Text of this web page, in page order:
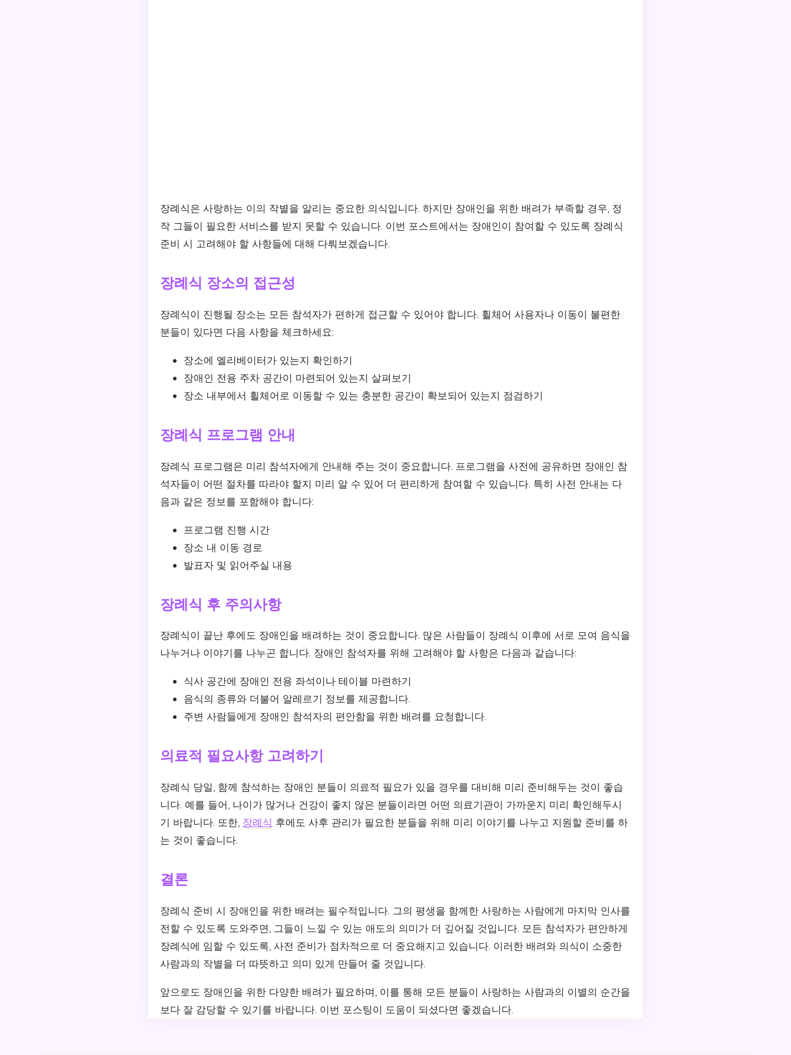
장례식은 사랑하는 이의 작별을 알리는 중요한 의식입니다. 하지만 장애인을 위한 배려가 부족할 경우, 정
작 그들이 필요한 서비스를 받지 못할 수 있습니다. 이번 포스트에서는 장애인이 참여할 수 있도록 장례식
준비 시 고려해야 할 사항들에 대해 다뤄보겠습니다.
장례식 장소의 접근성
장례식이 진행될 장소는 모든 참석자가 편하게 접근할 수 있어야 합니다. 휠체어 사용자나 이동이 불편한
분들이 있다면 다음 사항을 체크하세요:
장소에 엘리베이터가 있는지 확인하기
장애인 전용 주차 공간이 마련되어 있는지 살펴보기
장소 내부에서 휠체어로 이동할 수 있는 충분한 공간이 확보되어 있는지 점검하기
장례식 프로그램 안내
장례식 프로그램은 미리 참석자에게 안내해 주는 것이 중요합니다. 프로그램을 사전에 공유하면 장애인 참
석자들이 어떤 절차를 따라야 할지 미리 알 수 있어 더 편리하게 참여할 수 있습니다. 특히 사전 안내는 다
음과 같은 정보를 포함해야 합니다:
프로그램 진행 시간
장소 내 이동 경로
발표자 및 읽어주실 내용
장례식 후 주의사항
장례식이 끝난 후에도 장애인을 배려하는 것이 중요합니다. 많은 사람들이 장례식 이후에 서로 모여 음식을
나누거나 이야기를 나누곤 합니다. 장애인 참석자를 위해 고려해야 할 사항은 다음과 같습니다:
식사 공간에 장애인 전용 좌석이나 테이블 마련하기
음식의 종류와 더불어 알레르기 정보를 제공합니다.
주변 사람들에게 장애인 참석자의 편안함을 위한 배려를 요청합니다.
의료적 필요사항 고려하기
장례식 당일, 함께 참석하는 장애인 분들이 의료적 필요가 있을 경우를 대비해 미리 준비해두는 것이 좋습
니다. 예를 들어, 나이가 많거나 건강이 좋지 않은 분들이라면 어떤 의료기관이 가까운지 미리 확인해두시
기 바랍니다. 또한, 장례식 후에도 사후 관리가 필요한 분들을 위해 미리 이야기를 나누고 지원할 준비를 하
는 것이 좋습니다.
결론
장례식 준비 시 장애인을 위한 배려는 필수적입니다. 그의 평생을 함께한 사랑하는 사람에게 마지막 인사를
전할 수 있도록 도와주면, 그들이 느낄 수 있는 애도의 의미가 더 깊어질 것입니다. 모든 참석자가 편안하게
장례식에 임할 수 있도록, 사전 준비가 점차적으로 더 중요해지고 있습니다. 이러한 배려와 의식이 소중한
사람과의 작별을 더 따뜻하고 의미 있게 만들어 줄 것입니다.
앞으로도 장애인을 위한 다양한 배려가 필요하며, 이를 통해 모든 분들이 사랑하는 사람과의 이별의 순간을
보다 잘 감당할 수 있기를 바랍니다. 이번 포스팅이 도움이 되셨다면 좋겠습니다.